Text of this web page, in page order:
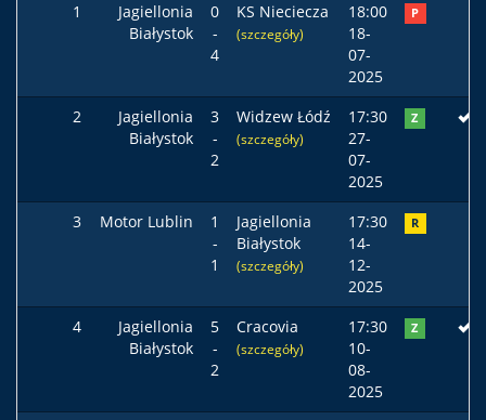
1
Jagiellonia
Białystok
0
-
4
KS Nieciecza
(szczegóły)
18:00
18-
07-
2025
P
2
Jagiellonia
Białystok
3
-
2
Widzew Łódź
(szczegóły)
17:30
27-
07-
2025
Z
3 Motor Lublin
1
-
1
Jagiellonia
Białystok
(szczegóły)
17:30
14-
12-
2025
R
4
Jagiellonia
Białystok
5
-
2
Cracovia
(szczegóły)
17:30
10-
08-
2025
Z